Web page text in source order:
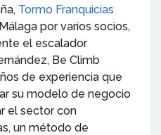
Tormo Franquicias
por varios socios,
el escalador
Be Climb
de experiencia que
su modelo de negocio
el sector con
un método de